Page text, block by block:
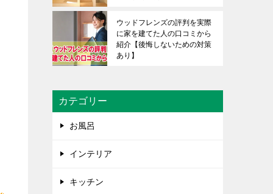
ウッドフレンズの評判を実際
に家を建てた人の口コミから
紹介【後悔しないための対策
あり】
カテゴリー
お風呂
インテリア
キッチン